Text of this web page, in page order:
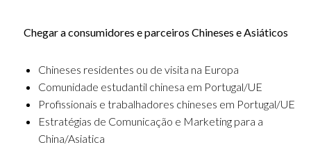
Chegar a consumidores e parceiros Chineses e Asiáticos
Chineses residentes ou de visita na Europa
Comunidade estudantil chinesa em Portugal/UE
Profissionais e trabalhadores chineses em Portugal/UE
Estratégias de Comunicação e Marketing para a
China/Asiatica